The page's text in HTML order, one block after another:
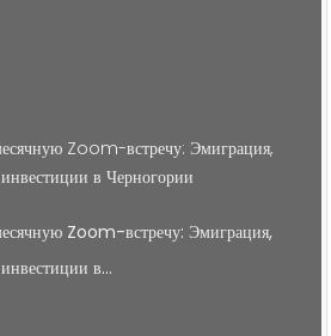
Zoom-встречу: Эмиграция,
в Черногории
Zoom-встречу: Эмиграция,
в…